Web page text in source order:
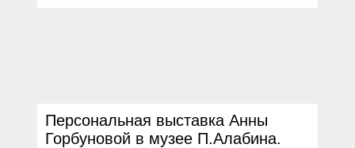
Персональная выставка Анны
Горбуновой в музее П.Алабина.